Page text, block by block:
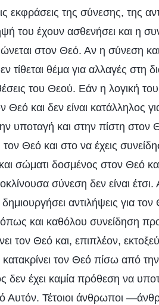
εκφράσεις της σύνεσης, της
του έχουν ασθενήσει και η
στον Θεό. Αν η σύνεση
τίθεται θέμα για αλλαγές στη
του Θεού. Εάν η λογική
Θεό και δεν είναι κατάλληλος
υποταγή και στην πίστη στον
Θεό και στο να έχεις
σώματι δοσμένος στον Θεό
σύνεση δεν είναι
αντιλήψεις για τον
όπως και καθόλου συνείδηση
τον Θεό και, επιπλέον,
τον Θεό πίσω από
δεν έχει καμία πρόθεση να
Αυτόν. Τέτοιοι άνθρωποι